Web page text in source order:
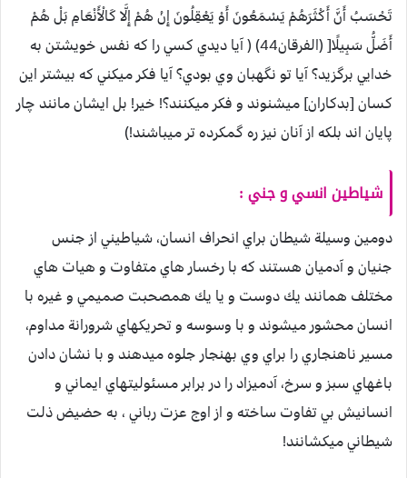
تَحْسَبُ أَنَّ أَكْثَرَهُمْ يَسْمَعُونَ أَوْ يَعْقِلُونَ إِنْ هُمْ إِلَّا كَالْأَنْعَامِ بَلْ هُمْ
أَضَلُّ سَبِيلًا[ (الفرقان44) ( آيا ديدي كسي را كه نفس خويشتن به
خدايي برگزيد؟ آيا تو نگهبان وي بودي؟ آيا فكر ميكني كه بيشتر اين
كسان [بدكاران] ميشنوند و فكر ميكنند؟! خير! بل ايشان مانند چار
پايان اند بلكه از آنان نيز ره گمكرده تر ميباشند!)
شياطين انسي و جني :
دومين وسيلة شيطان براي انحراف انسان، شياطيني از جنس
جنيان و آدميان هستند كه با رخسار هاي متفاوت و هيات هاي
مختلف همانند يك دوست و يا يك همصحبت صميمي و غيره با
انسان محشور ميشوند و با وسوسه و تحريكهاي شرورانة مداوم،
مسير ناهنجاري را براي وي بهنجار جلوه ميدهند و با نشان دادن
باغهاي سبز و سرخ، آدميزاد را در برابر مسئوليتهاي ايماني و
انسانيش بي تفاوت ساخته و از اوج عزت رباني ، به حضيض ذلت
شيطاني ميكشانند!